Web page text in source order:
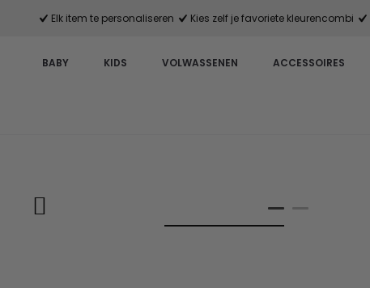
Elk item te personaliseren Kies zelf je favoriete kleurencombi
BABY KIDS VOLWASSENEN ACCESSOIRES